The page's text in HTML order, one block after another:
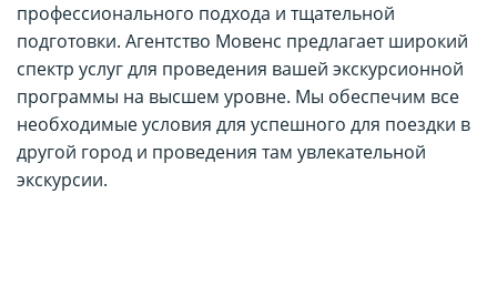
профессионального подхода и тщательной
подготовки. Агентство Мовенс предлагает широкий
спектр услуг для проведения вашей экскурсионной
программы на высшем уровне. Мы обеспечим все
необходимые условия для успешного для поездки в
другой город и проведения там увлекательной
экскурсии.